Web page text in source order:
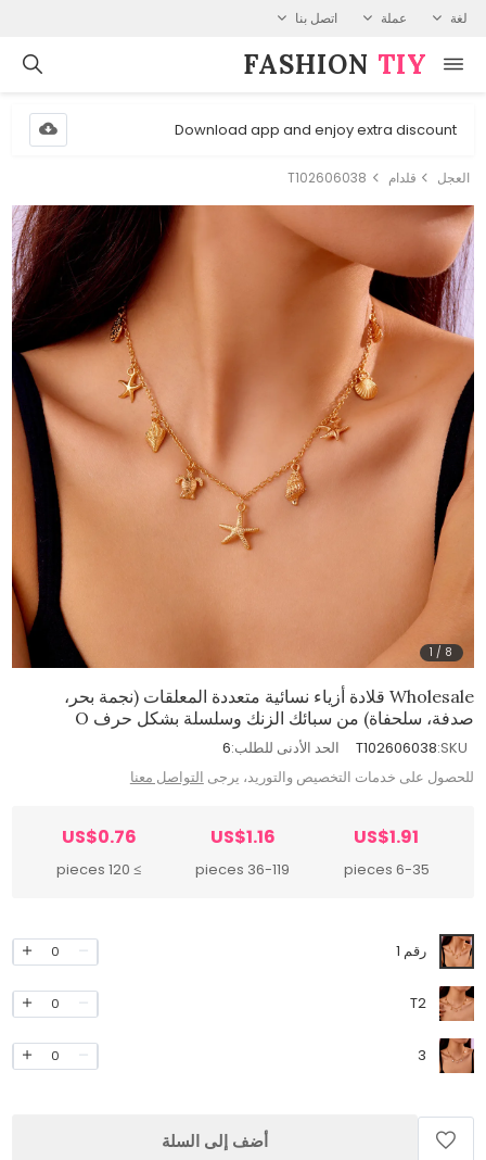
لغة عملة اتصل بنا
FASHION⁠ TIY
Download app and enjoy extra discount
العجل قلدام T102606038
1 / 8
Wholesale قلادة أزياء نسائية متعددة المعلقات (نجمة بحر،
صدفة، سلحفاة) من سبائك الزنك وسلسلة بشكل حرف O
SKU:
T102606038 الحد الأدنى للطلب:6
للحصول على خدمات التخصيص والتوريد، يرجى التواصل معنا
US$1.91
6-35 pieces
US$1.16
36-119 pieces
US$0.76
≥ 120 pieces
رقم 1 0
T2
0
3
0
أضف إلى السلة